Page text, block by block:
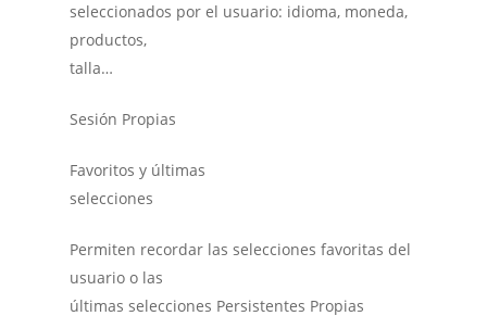
seleccionados por el usuario: idioma, moneda,
productos,
talla…
Sesión Propias
Favoritos y últimas
selecciones
Permiten recordar las selecciones favoritas del
usuario o las
últimas selecciones Persistentes Propias